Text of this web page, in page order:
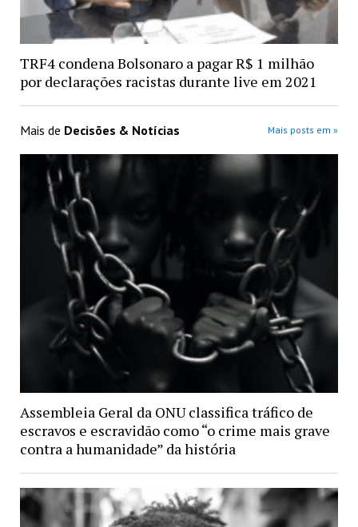
TRF4 condena Bolsonaro a pagar R$ 1 milhão
por declarações racistas durante live em 2021
Mais de Decisões & Notícias Mais posts em »
Assembleia Geral da ONU classifica tráfico de
escravos e escravidão como “o crime mais grave
contra a humanidade” da história